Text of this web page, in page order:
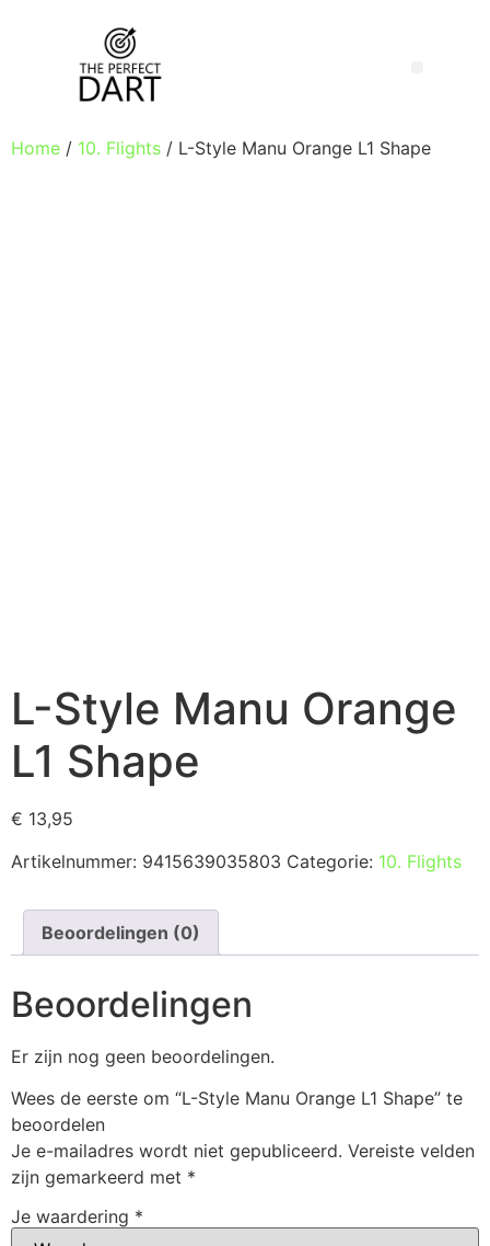
Home / 10. Flights / L-Style Manu Orange L1 Shape
L-Style Manu Orange
L1 Shape
€ 13,95
Artikelnummer: 9415639035803 Categorie: 10. Flights
Beoordelingen (0)
Beoordelingen
Er zijn nog geen beoordelingen.
Wees de eerste om “L-Style Manu Orange L1 Shape” te
beoordelen
Je e-mailadres wordt niet gepubliceerd. Vereiste velden
zijn gemarkeerd met *
Je waardering *